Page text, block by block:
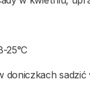
25°C
sadzić